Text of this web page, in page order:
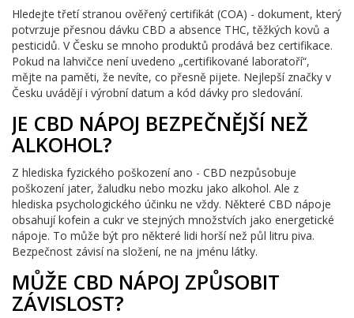
Hledejte třetí stranou ověřený certifikát (COA) - dokument, který
potvrzuje přesnou dávku CBD a absence THC, těžkých kovů a
pesticidů. V Česku se mnoho produktů prodává bez certifikace.
Pokud na lahvičce není uvedeno „certifikované laboratoří“,
mějte na paměti, že nevíte, co přesně pijete. Nejlepší značky v
Česku uvádějí i výrobní datum a kód dávky pro sledování.
JE CBD NÁPOJ BEZPEČNĚJŠÍ NEŽ
ALKOHOL?
Z hlediska fyzického poškození ano - CBD nezpůsobuje
poškození jater, žaludku nebo mozku jako alkohol. Ale z
hlediska psychologického účinku ne vždy. Některé CBD nápoje
obsahují kofein a cukr ve stejných množstvích jako energetické
nápoje. To může být pro některé lidi horší než půl litru piva.
Bezpečnost závisí na složení, ne na jménu látky.
MŮŽE CBD NÁPOJ ZPŮSOBIT
ZÁVISLOST?